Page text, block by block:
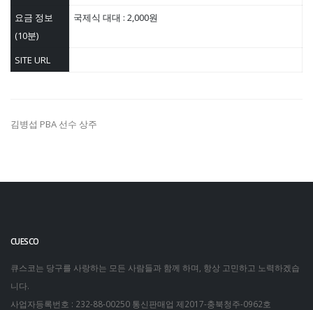
요금 정보
(10분)
국제식 대대 : 2,000원
SITE URL
김병섭 PBA 선수 상주
CUESCO
큐스코는 당구를 사랑하는 모든 사람들과 함께 하며, 항상 고민하고 노력하겠습
니다.
사업자등록번호 : 232-88-00250 통신판매업 제2017-충북청주-0962호